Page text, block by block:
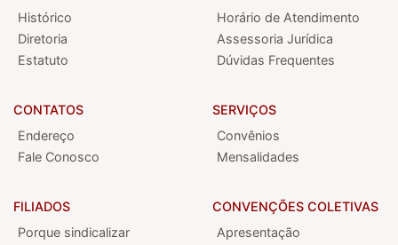
Histórico
Diretoria
Estatuto
CONTATOS
Endereço
Fale Conosco
Horário de Atendimento
Assessoria Jurídica
Dúvidas Frequentes
SERVIÇOS
Convênios
Mensalidades
FILIADOS
Porque sindicalizar
CONVENÇÕES COLETIVAS
Apresentação